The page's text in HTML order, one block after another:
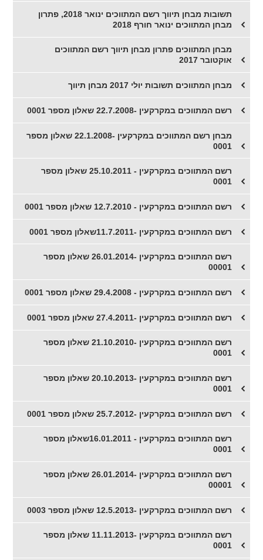
תשובות מבחן תיווך רשם המתווכים ינואר 2018, פתרון
מבחן המתווכים ינואר חורף 2018
מבחן המתווכים פתרון מבחן תיווך רשם המתווכים
אוקטובר 2017
מבחן המתווכים תשובות יולי 2017 מבחן תיווך
רשם המתווכים במקרקעין -22.7.2008 שאלון מספר 0001
מבחן רשם המתווכים במקרקעין -22.1.2008 שאלון מספר
0001
רשם המתווכים במקרקעין - 25.10.2011 שאלון מספר
0001
רשם המתווכים במקרקעין - 12.7.2010 שאלון מספר 0001
​רשם המתווכים במקרקעין -11.7.2011שאלון מספר 0001
​רשם המתווכים במקרקעין -26.01.2014 שאלון מספר
00001
רשם המתווכים במקרקעין - 29.4.2008 שאלון מספר 0001
​רשם המתווכים במקרקעין -27.4.2011 שאלון מספר 0001
​רשם המתווכים במקרקעין -21.10.2010 שאלון מספר
0001
​רשם המתווכים במקרקעין -20.10.2013 שאלון מספר
0001
​רשם המתווכים במקרקעין -25.7.2012 שאלון מספר 0001
רשם המתווכים במקרקעין - 16.01.2011שאלון מספר
0001
​רשם המתווכים במקרקעין -26.01.2014 שאלון מספר
00001
רשם המתווכים במקרקעין -12.5.2013 שאלון מספר 0003
רשם המתווכים במקרקעין -11.11.2013 שאלון מספר
0001